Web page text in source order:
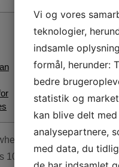
a couple of loaded
you to definitely’s
Vi og vores
teknologier,
indsamle
formål, herunder:
bedre
statistik og
kan blive delt
analysepartnere,
med data, du